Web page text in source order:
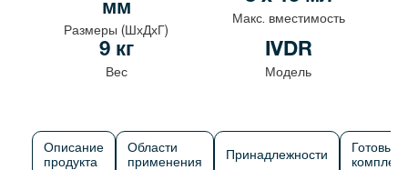
мм
Размеры (ШхДхГ)
Макс. вместимость
9 кг
Вес
IVDR
Модель
Описание
продукта
Области
применения
Принадлежности
Готовые